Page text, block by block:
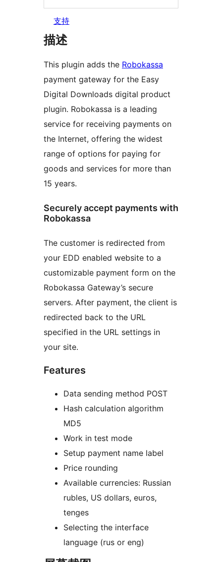
支持
描述
This plugin adds the Robokassa
payment gateway for the Easy
Digital Downloads digital product
plugin. Robokassa is a leading
service for receiving payments on
the Internet, offering the widest
range of options for paying for
goods and services for more than
15 years.
Securely accept payments with
Robokassa
The customer is redirected from
your EDD enabled website to a
customizable payment form on the
Robokassa Gateway’s secure
servers. After payment, the client is
redirected back to the URL
specified in the URL settings in
your site.
Features
Data sending method POST
Hash calculation algorithm
MD5
Work in test mode
Setup payment name label
Price rounding
Available currencies: Russian
rubles, US dollars, euros,
tenges
Selecting the interface
language (rus or eng)